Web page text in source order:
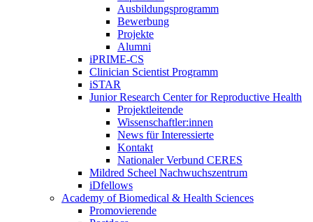
Ausbildungsprogramm
Bewerbung
Projekte
Alumni
iPRIME-CS
Clinician Scientist Programm
iSTAR
Junior Research Center for Reproductive Health
Projektleitende
Wissenschaftler:innen
News für Interessierte
Kontakt
Nationaler Verbund CERES
Mildred Scheel Nachwuchszentrum
iDfellows
Academy of Biomedical & Health Sciences
Promovierende